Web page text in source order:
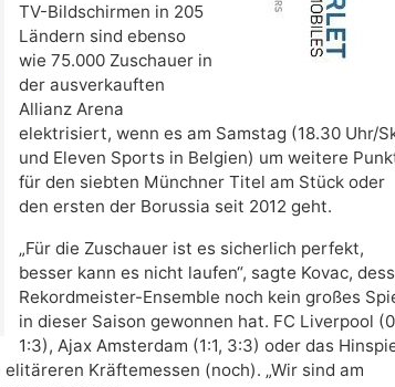
TV-Bildschirmen in 205
Ländern sind ebenso
wie 75.000 Zuschauer in
der ausverkauften
Allianz Arena
elektrisiert, wenn es am Samstag (18.30 Uhr/
und Eleven Sports in Belgien) um weitere
für den siebten Münchner Titel am Stück oder
den ersten der Borussia seit 2012 geht.
„Für die Zuschauer ist es sicherlich perfekt,
besser kann es nicht laufen“, sagte Kovac,
Rekordmeister-Ensemble noch kein großes
in dieser Saison gewonnen hat. FC Liverpool
1:3), Ajax Amsterdam (1:1, 3:3) oder das
Kräftemessen (noch). „Wir sind am